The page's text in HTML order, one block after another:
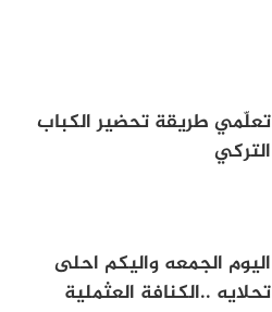
تعلّمي طريقة تحضير الكباب
التركي
اليوم الجمعه واليكم احلى
تحلايه ..الكنافة العثملية